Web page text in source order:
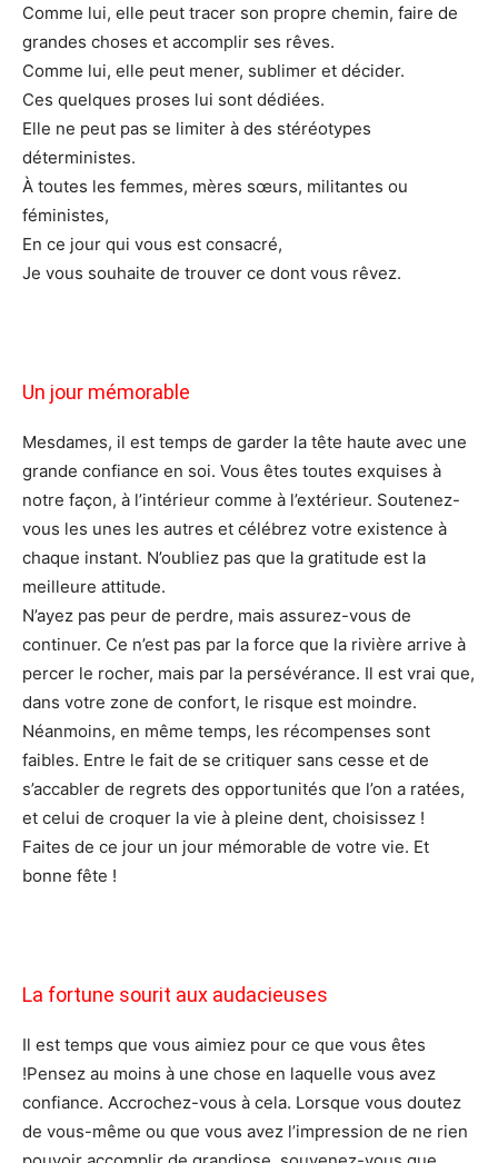
Comme lui, elle peut tracer son propre chemin, faire de
grandes choses et accomplir ses rêves.
Comme lui, elle peut mener, sublimer et décider.
Ces quelques proses lui sont dédiées.
Elle ne peut pas se limiter à des stéréotypes
déterministes.
À toutes les femmes, mères sœurs, militantes ou
féministes,
En ce jour qui vous est consacré,
Je vous souhaite de trouver ce dont vous rêvez.
Un jour mémorable
Mesdames, il est temps de garder la tête haute avec une
grande confiance en soi. Vous êtes toutes exquises à
notre façon, à l’intérieur comme à l’extérieur. Soutenez-
vous les unes les autres et célébrez votre existence à
chaque instant. N’oubliez pas que la gratitude est la
meilleure attitude.
N’ayez pas peur de perdre, mais assurez-vous de
continuer. Ce n’est pas par la force que la rivière arrive à
percer le rocher, mais par la persévérance. Il est vrai que,
dans votre zone de confort, le risque est moindre.
Néanmoins, en même temps, les récompenses sont
faibles. Entre le fait de se critiquer sans cesse et de
s’accabler de regrets des opportunités que l’on a ratées,
et celui de croquer la vie à pleine dent, choisissez !
Faites de ce jour un jour mémorable de votre vie. Et
bonne fête !
La fortune sourit aux audacieuses
Il est temps que vous aimiez pour ce que vous êtes
!Pensez au moins à une chose en laquelle vous avez
confiance. Accrochez-vous à cela. Lorsque vous doutez
de vous-même ou que vous avez l’impression de ne rien